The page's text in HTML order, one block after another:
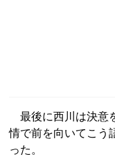
最後に西川は決意
情で前を向いてこう
った。